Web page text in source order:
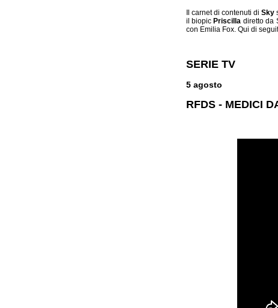
Il carnet di contenuti di Sky
il biopic Priscilla diretto da
con Emilia Fox. Qui di
SERIE TV
5 agosto
RFDS - MEDICI